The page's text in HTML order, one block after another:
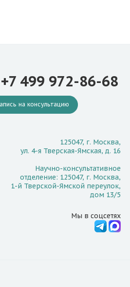
+7 499 972-86-68
на консультацию
125047, г. Москва,
ул. 4-я Тверская-Ямская, д. 16
Научно-консультативное
отделение: 125047, г. Москва,
1-й Тверской-Ямской переулок,
дом 13/5
Мы в соцсетях